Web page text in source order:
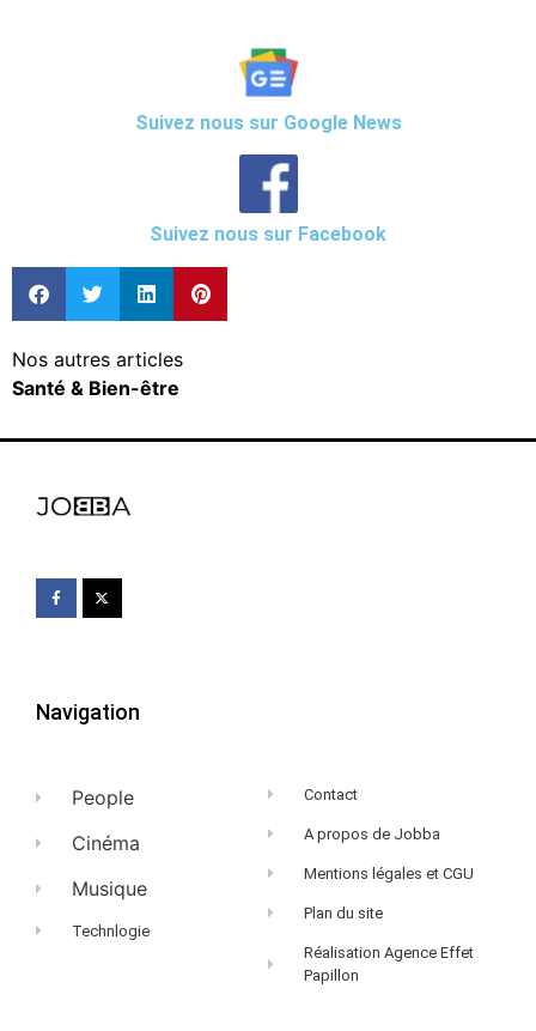
Suivez nous sur Google News
Suivez nous sur Facebook
Nos autres articles
Santé & Bien-être
Navigation
People
Cinéma
Musique
Technlogie
Contact
A propos de Jobba
Mentions légales et CGU
Plan du site
Réalisation Agence Effet
Papillon